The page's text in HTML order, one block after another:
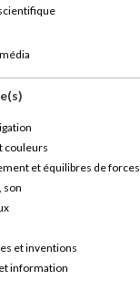
couleurs
et équilibres de forces
son
et inventions
information